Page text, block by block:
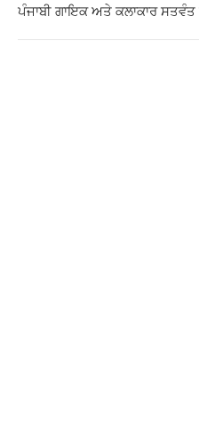
ਪੰਜਾਬੀ ਗਾਇਕ ਅਤੇ ਕਲਾਕਾਰ